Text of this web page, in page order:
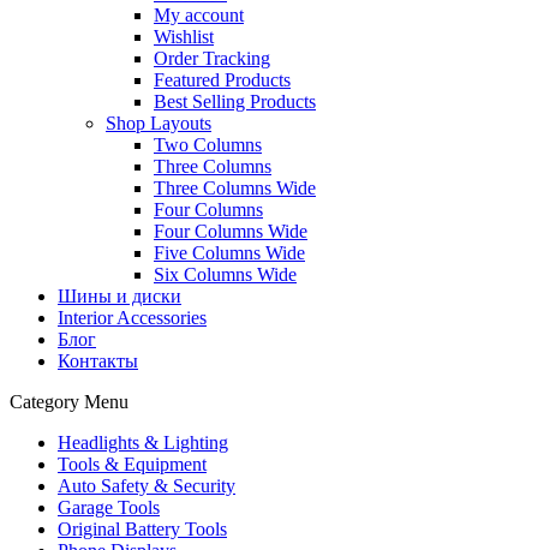
My account
Wishlist
Order Tracking
Featured Products
Best Selling Products
Shop Layouts
Two Columns
Three Columns
Three Columns Wide
Four Columns
Four Columns Wide
Five Columns Wide
Six Columns Wide
Шины и диски
Interior Accessories
Блог
Контакты
Category Menu
Headlights & Lighting
Tools & Equipment
Auto Safety & Security
Garage Tools
Original Battery Tools